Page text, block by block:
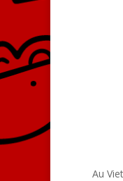
Au